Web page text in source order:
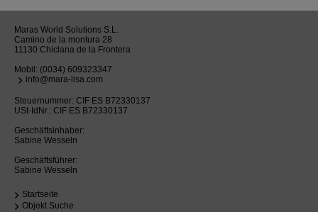
Maras World Solutions S.L.
Camino de la montura 28
11130 Chiclana de la Frontera
Mobil: (0034) 609323347
info@mara-lisa.com
Steuernummer: CIF ES B72330137
USt-IdNr.: CIF ES B72330137
Geschäftsinhaber:
Sabine Wesseln
Geschäftsführer:
Sabine Wesseln
Startseite
Objekt Suche